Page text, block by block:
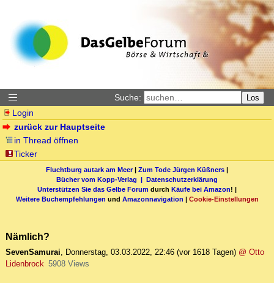
Suche: Los
Login
zurück zur Hauptseite
in Thread öffnen
Ticker
Fluchtburg autark am Meer| Zum Tode Jürgen Küßners |
Bücher vom Kopp-Verlag | Datenschutzerklärung
Unterstützen Sie das Gelbe Forum durch Käufe bei Amazon! |
Weitere Buchempfehlungen und Amazonnavigation | Cookie-Einstellungen
Nämlich?
SevenSamurai, Donnerstag, 03.03.2022, 22:46 (vor 1618 Tagen) @ Otto
Lidenbrock 5908 Views